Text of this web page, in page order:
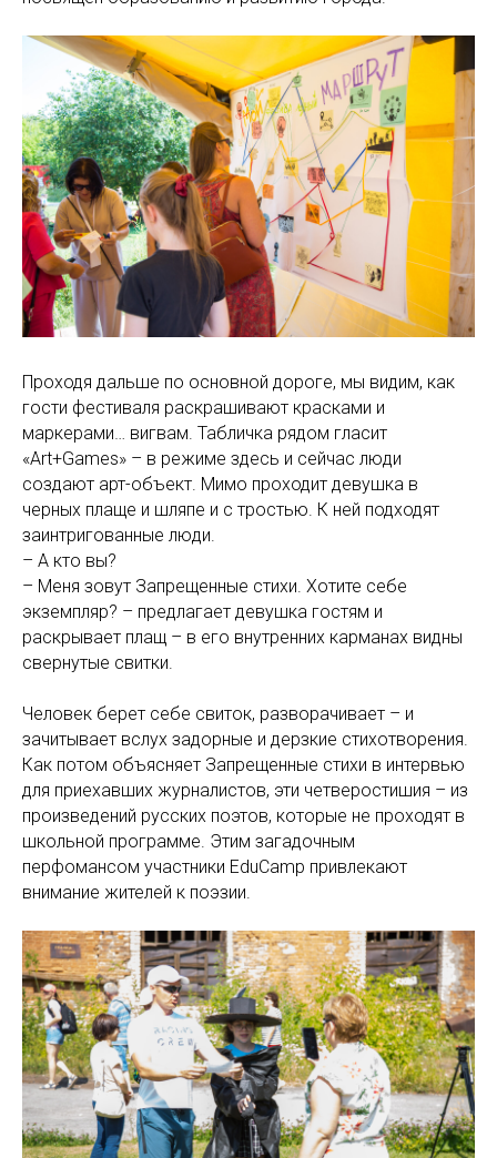
Проходя дальше по основной дороге, мы видим, как
гости фестиваля раскрашивают красками и
маркерами… вигвам. Табличка рядом гласит
«Art+Games» – в режиме здесь и сейчас люди
создают арт-объект. Мимо проходит девушка в
черных плаще и шляпе и с тростью. К ней подходят
заинтригованные люди.
– А кто вы?
– Меня зовут Запрещенные стихи. Хотите себе
экземпляр? – предлагает девушка гостям и
раскрывает плащ – в его внутренних карманах видны
свернутые свитки.
Человек берет себе свиток, разворачивает – и
зачитывает вслух задорные и дерзкие стихотворения.
Как потом объясняет Запрещенные стихи в интервью
для приехавших журналистов, эти четверостишия – из
произведений русских поэтов, которые не проходят в
школьной программе. Этим загадочным
перфомансом участники EduCamp привлекают
внимание жителей к поэзии.